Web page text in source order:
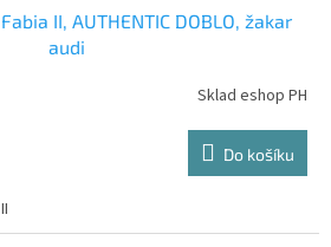
II, AUTHENTIC DOBLO, žakar
audi
Sklad eshop PH
Do košíku